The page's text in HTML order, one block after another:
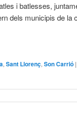
‌i‌ ‌batlesses,‌
‌dels‌ ‌municipis‌ ‌de‌ ‌la‌
,Sant Llorenç,Son Carrió